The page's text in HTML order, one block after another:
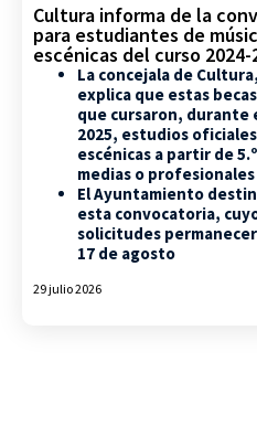
Cultura informa de la
para estudiantes de
escénicas del curso 2024-
La concejala de
explica que estas
que cursaron, durante
2025, estudios
escénicas a partir de
medias o profesionales
El Ayuntamiento
esta convocatoria,
solicitudes
17 de agosto
29 julio 2026